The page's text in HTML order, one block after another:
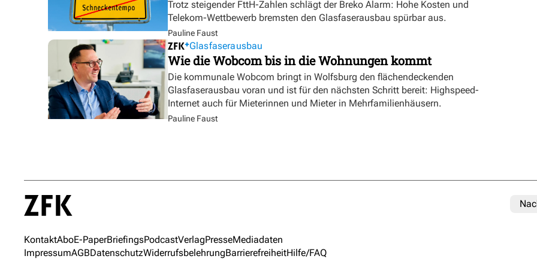
Trotz steigender FttH-Zahlen schlägt der Breko Alarm: Hohe Kosten und
Telekom-Wettbewerb bremsten den Glasfaserausbau spürbar aus.
Pauline Faust
Glasfaserausbau
Wie die Wobcom bis in die Wohnungen kommt
Die kommunale Wobcom bringt in Wolfsburg den flächendeckenden
Glasfaserausbau voran und ist für den nächsten Schritt bereit: Highspeed-
Internet auch für Mieterinnen und Mieter in Mehrfamilienhäusern.
Pauline Faust
KontaktAboE-PaperBriefingsPodcastVerlagPresseMediadaten
ImpressumAGBDatenschutzWiderrufsbelehrungBarrierefreiheitHilfe/FAQ